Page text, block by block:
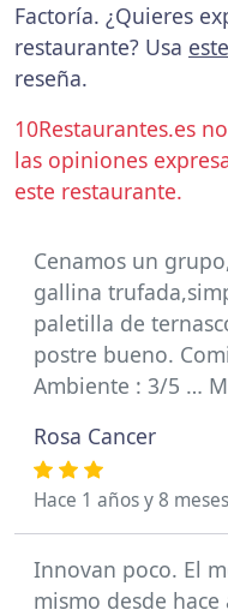
Factoría. ¿Quieres
restaurante? Usa
reseña.
10Restaurantes.es
las opiniones
este restaurante.
Cenamos un
gallina
paletilla de
postre bueno.
Ambiente : 3/5 …
Rosa Cancer
Hace 1 años y 8 meses
Innovan poco. El
mismo desde